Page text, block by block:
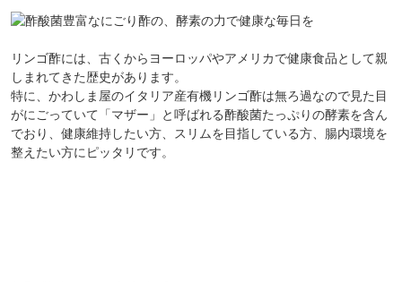
リンゴ酢には、古くからヨーロッパやアメリカで健康食品として親
しまれてきた歴史があります。
特に、かわしま屋のイタリア産有機リンゴ酢は無ろ過なので見た目
がにごっていて「マザー」と呼ばれる酢酸菌たっぷりの酵素を含ん
でおり、健康維持したい方、スリムを目指している方、腸内環境を
整えたい方にピッタリです。
対象者：かわしま屋で初めてお買い物をされる方
利用条件：3,000円以上のお買い物でご利用いただけます
ご利用回数：お一人様1回限り
※他のクーポンとの併用はできません